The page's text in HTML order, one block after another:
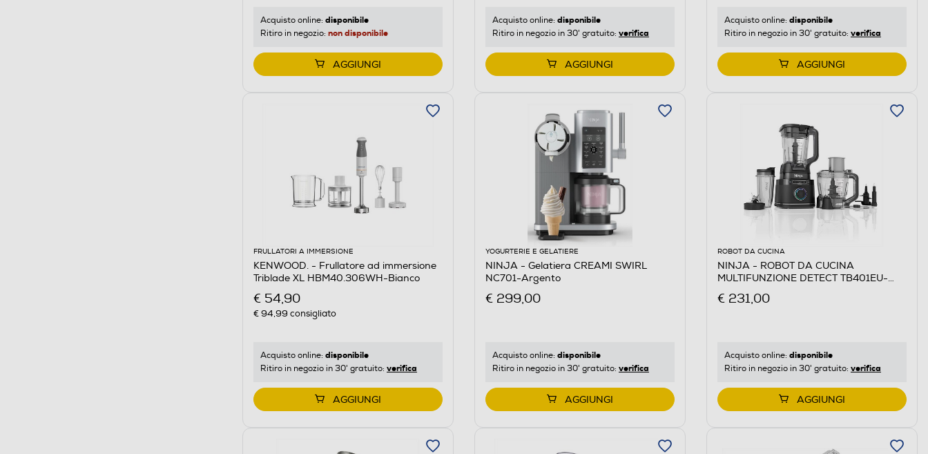
Acquisto online: disponibile
Ritiro in negozio: non disponibile
AGGIUNGI
Acquisto online: disponibile
Ritiro in negozio in 30' gratuito: verifica
AGGIUNGI
Acquisto online: disponibile
Ritiro in negozio in 30' gratuito: verifica
AGGIUNGI
FRULLATORI A IMMERSIONE
KENWOOD. - Frullatore ad immersione
Triblade XL HBM40.306WH-Bianco
€ 54,90
€ 94,99 consigliato
Acquisto online: disponibile
Ritiro in negozio in 30' gratuito: verifica
AGGIUNGI
YOGURTERIE E GELATIERE
NINJA - Gelatiera CREAMI SWIRL
NC701-Argento
€ 299,00
Acquisto online: disponibile
Ritiro in negozio in 30' gratuito: verifica
AGGIUNGI
ROBOT DA CUCINA
NINJA - ROBOT DA CUCINA
MULTIFUNZIONE DETECT TB401EU-
€ 231,00
Acquisto online: disponibile
Ritiro in negozio in 30' gratuito: verifica
AGGIUNGI